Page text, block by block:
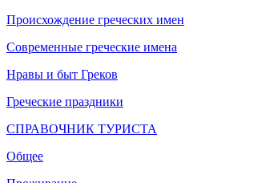
Происхождение греческих имен
Современные греческие имена
Нравы и быт Греков
Греческие праздники
СПРАВОЧНИК ТУРИСТА
Общее